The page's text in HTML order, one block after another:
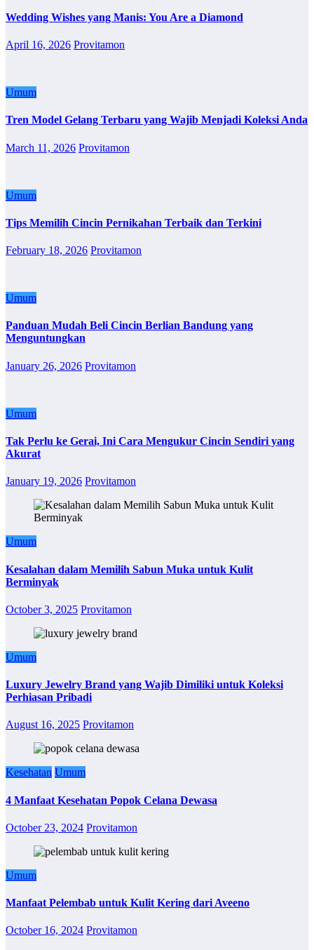
Wedding Wishes yang Manis: You Are a Diamond
April 16, 2026 Provitamon
Umum
Tren Model Gelang Terbaru yang Wajib Menjadi Koleksi Anda
March 11, 2026 Provitamon
Umum
Tips Memilih Cincin Pernikahan Terbaik dan Terkini
February 18, 2026 Provitamon
Umum
Panduan Mudah Beli Cincin Berlian Bandung yang
Menguntungkan
January 26, 2026 Provitamon
Umum
Tak Perlu ke Gerai, Ini Cara Mengukur Cincin Sendiri yang
Akurat
January 19, 2026 Provitamon
Umum
Kesalahan dalam Memilih Sabun Muka untuk Kulit
Berminyak
October 3, 2025 Provitamon
Umum
Luxury Jewelry Brand yang Wajib Dimiliki untuk Koleksi
Perhiasan Pribadi
August 16, 2025 Provitamon
Kesehatan Umum
4 Manfaat Kesehatan Popok Celana Dewasa
October 23, 2024 Provitamon
Umum
Manfaat Pelembab untuk Kulit Kering dari Aveeno
October 16, 2024 Provitamon